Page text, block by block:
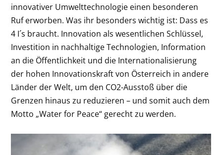
innovativer Umwelttechnologie einen besonderen
Ruf erworben. Was ihr besonders wichtig ist: Dass es
4 I´s braucht. Innovation als wesentlichen Schlüssel,
Investition in nachhaltige Technologien, Information
an die Öffentlichkeit und die Internationalisierung
der hohen Innovationskraft von Österreich in andere
Länder der Welt, um den CO2-Ausstoß über die
Grenzen hinaus zu reduzieren – und somit auch dem
Motto „Water for Peace“ gerecht zu werden.